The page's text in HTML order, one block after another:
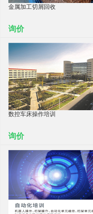
金属加工切屑回收
询价
数控车床操作培训
询价